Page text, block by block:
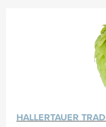
HALLERTAUER